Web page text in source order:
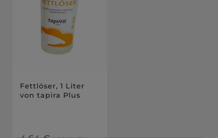
Fettlöser, 1 Liter
von tapira Plus